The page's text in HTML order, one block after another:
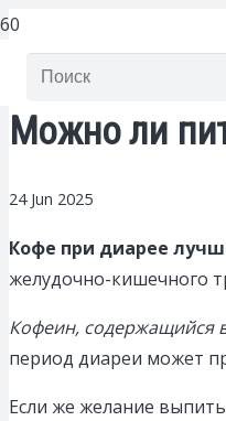
Можно ли
24 Jun 2025
Кофе при диарее
желудочно-кишечного
Кофеин, содержащийся
период диареи может
Если же желание